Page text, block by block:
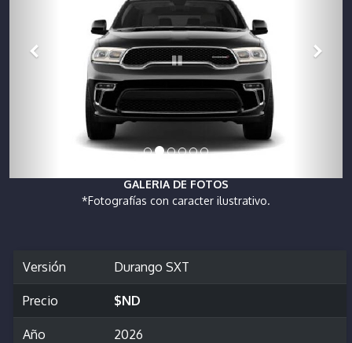
GALERIA DE FOTOS
*Fotografías con caracter ilustrativo.
Versión Durango SXT
Precio $ND
Año 2026